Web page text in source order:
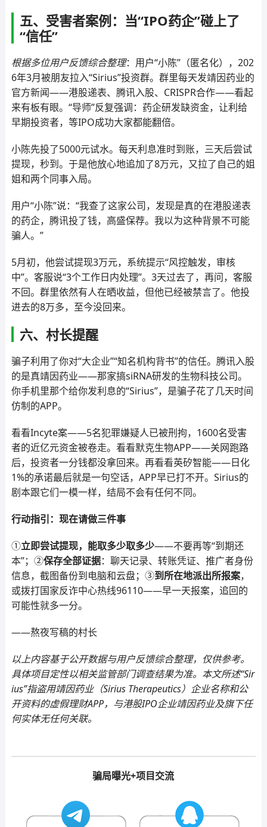
五、受害者案例：当“IPO药企”碰上了
“信任”
根据多位用户反馈综合整理：用户“小陈”（匿名化），202
6年3月被朋友拉入“Sirius”投资群。群里每天发靖因药业的
官方新闻——港股递表、腾讯入股、CRISPR合作——看起
来有板有眼。“导师”反复强调：药企研发缺资金，让利给
早期投资者，等IPO成功大家都能翻倍。
小陈先投了5000元试水。每天利息准时到账，三天后尝试
提现，秒到。于是他放心地追加了8万元，又拉了自己的姐
姐和两个同事入局。
用户“小陈”说：“我查了这家公司，发现是真的在港股递表
的药企，腾讯投了钱，高盛保荐。我以为这种背景不可能
骗人。”
5月初，他尝试提现3万元，系统提示“风控触发，审核
中”。客服说“3个工作日内处理”。3天过去了，再问，客服
不回。群里依然有人在晒收益，但他已经被禁言了。他投
进去的8万多，至今没回来。
六、村长提醒
骗子利用了你对“大企业”“知名机构背书”的信任。腾讯入股
的是真靖因药业——那家搞siRNA研发的生物科技公司。
你手机里那个给你发利息的“Sirius”，是骗子花了几天时间
仿制的APP。
看看Incyte案——5名犯罪嫌疑人已被刑拘，1600名受害
者的近亿元资金被卷走。看看默克生物APP——关网跑路
后，投资者一分钱都没拿回来。再看看英矽智能——日化
1%的承诺最后就是一句空话，APP早已打不开。Sirius的
剧本跟它们一模一样，结局不会有任何不同。
行动指引：现在请做三件事
①立即尝试提现，能取多少取多少——不要再等“到期还
本”；②保存全部证据：聊天记录、转账凭证、推广者身份
信息，截图备份到电脑和云盘；③到所在地派出所报案，
或拨打国家反诈中心热线96110——早一天报案，追回的
可能性就多一分。
——熬夜写稿的村长
以上内容基于公开数据与用户反馈综合整理，仅供参考。
具体项目定性以相关监管部门调查结果为准。本文所述“Sir
ius”指盗用靖因药业（Sirius Therapeutics）企业名称和公
开资料的虚假理财APP，与港股IPO企业靖因药业及旗下任
何实体无任何关联。
骗局曝光+项目交流